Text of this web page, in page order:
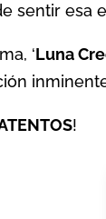
sentir esa
‘Luna
!